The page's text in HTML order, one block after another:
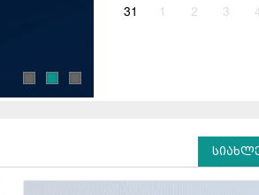
ოკუპირებულ
31
1 2 3